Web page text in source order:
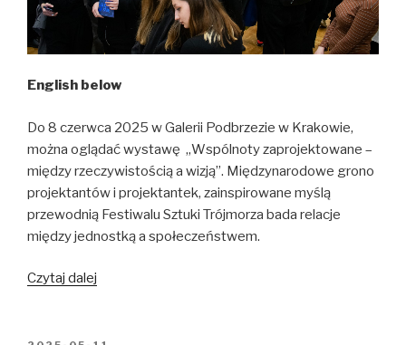
English below
Do 8 czerwca 2025 w Galerii Podbrzezie w Krakowie,
można oglądać wystawę „Wspólnoty zaprojektowane –
między rzeczywistością a wizją”. Międzynarodowe grono
projektantów i projektantek, zainspirowane myślą
przewodnią Festiwalu Sztuki Trójmorza bada relacje
między jednostką a społeczeństwem.
Czytaj dalej